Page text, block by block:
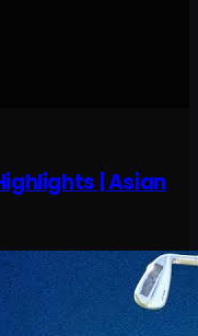
| Asian